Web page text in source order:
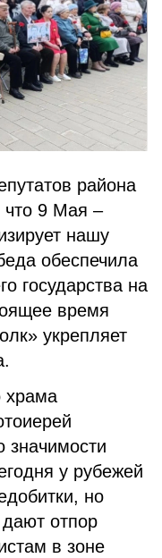
района
что 9 Мая –
нашу
обеспечила
государства на
время
укрепляет
храма
у рубежей
но
отпор
в зоне